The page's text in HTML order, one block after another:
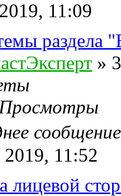
11:09
раздела
»
11:52
лицевой